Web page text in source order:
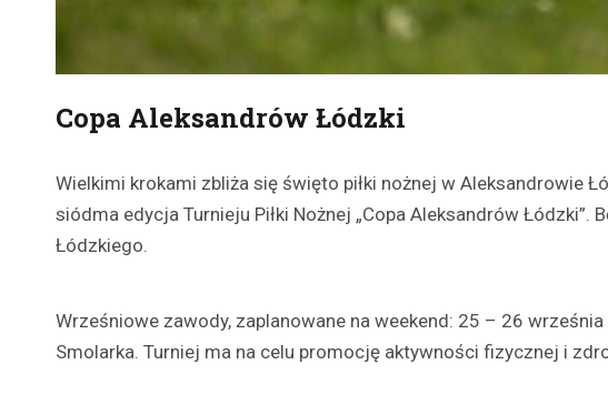
Copa Aleksandrów Łódzki
Wielkimi krokami zbliża się święto piłki nożnej w Aleksandrowie
siódma edycja Turnieju Piłki Nożnej „Copa Aleksandrów
Łódzkiego.
Wrześniowe zawody, zaplanowane na weekend: 25 – 26
Smolarka. Turniej ma na celu promocję aktywności fizycznej i